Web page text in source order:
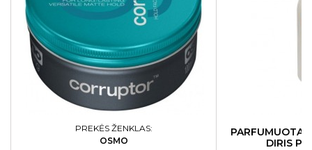
PREKĖS ŽENKLAS:
OSMO
DIRIS